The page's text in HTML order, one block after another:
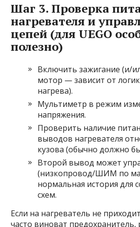
Шаг 3. Проверка
нагревателя и
цепей (для UEGO
полезно)
Включить зажигание (и/
мотор — зависит от
нагрева).
Мультиметр в режим
напряжения.
Проверить наличие
выводов нагревателя
кузова (обычно должно
Второй вывод может
(низкопровод/ШИМ по
нормальная история для
схем.
Если на нагреватель не
часто виноват предохранитель,